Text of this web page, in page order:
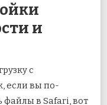
и
с
если вы по-
файлы в Safari, вот